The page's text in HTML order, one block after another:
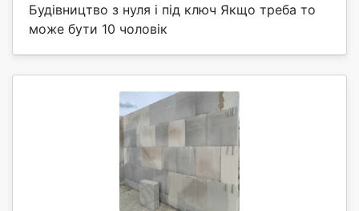
Будівництво з нуля і під ключ Якщо треба то
може бути 10 чоловік